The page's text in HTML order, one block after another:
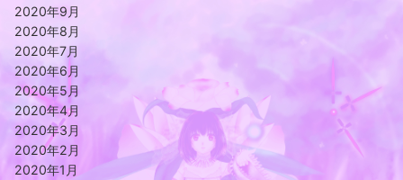
2020年9月
2020年8月
2020年7月
2020年6月
2020年5月
2020年4月
2020年3月
2020年2月
2020年1月